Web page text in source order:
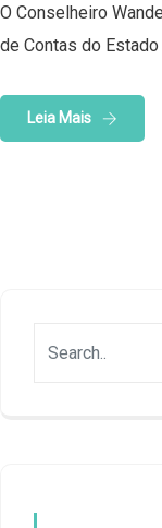
O Conselheiro
de Contas do Estado
Leia Mais